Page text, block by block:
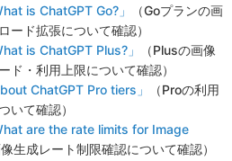
is ChatGPT Go?」
（Goプランの画
ード拡張について確認）
is ChatGPT Plus?」
（Plusの画像
ド・利用上限について確認）
ChatGPT Pro tiers」
（Proの利用
いて確認）
are the rate limits for Image
像生成レート制限確認について確認）